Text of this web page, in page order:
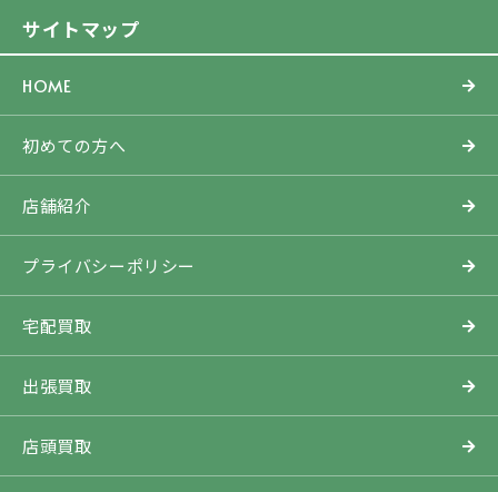
サイトマップ
HOME
初めての方へ
店舗紹介
プライバシーポリシー
宅配買取
出張買取
店頭買取